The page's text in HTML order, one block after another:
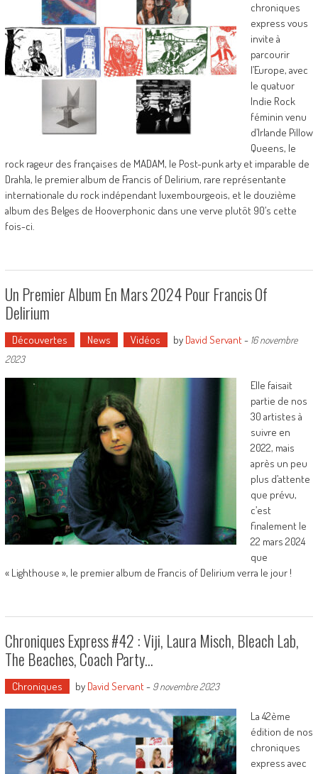
chroniques
express vous
invite à
parcourir
l’Europe, avec
le quatuor
Indie Rock
féminin venu
d’Irlande Pillow
Queens, le
rock rageur des françaises de MADAM, le Post-punk arty et imparable de
Drahla, le premier album de Francis of Delirium, rare représentante
internationale du rock indépendant luxembourgeois, et le douzième
album des Belges de Hooverphonic dans une verve plutôt 90’s cette
fois-ci.
Un Premier Album En Mars 2024 Pour Francis Of
Delirium
Découvertes News Vidéos by David Servant- 16 novembre
2023
Elle faisait
partie de nos
30 artistes à
suivre en
2022, mais
après un peu
plus d’attente
que prévu,
c’est
finalement le
22 mars 2024
que
« Lighthouse », le premier album de Francis of Delirium verra le jour !
Chroniques Express #42 : Viji, Laura Misch, Bleach Lab,
The Beaches, Coach Party…
Chroniques by David Servant- 9 novembre 2023
La 42ème
édition de nos
chroniques
express avec